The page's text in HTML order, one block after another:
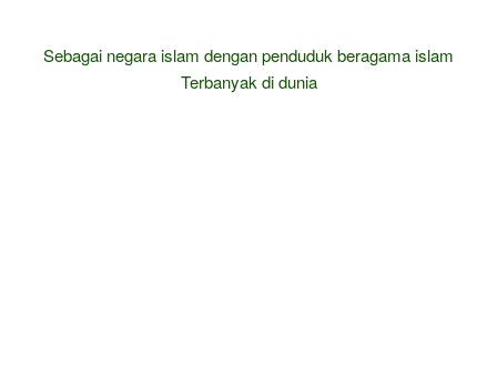
Sebagai negara islam dengan penduduk beragama islam
Terbanyak di dunia